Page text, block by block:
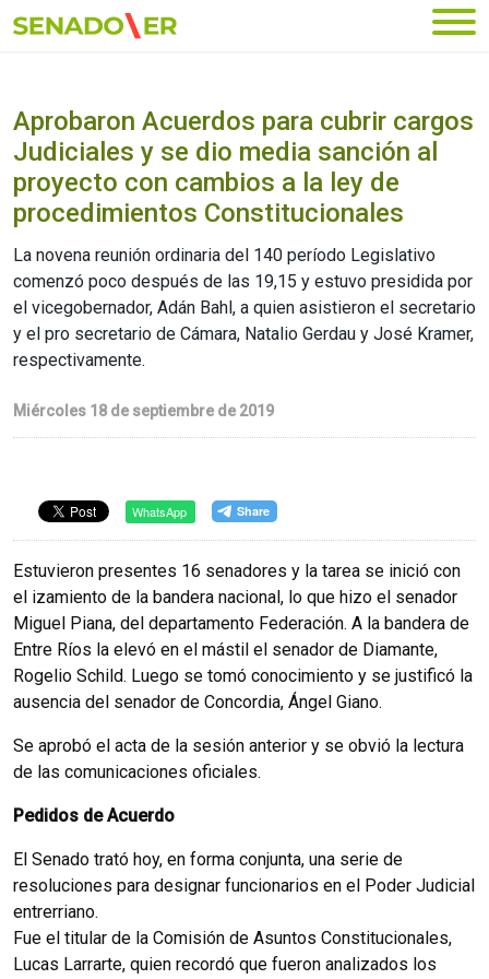
Ir al menú principal
Aprobaron Acuerdos para cubrir cargos
Judiciales y se dio media sanción al
proyecto con cambios a la ley de
procedimientos Constitucionales
La novena reunión ordinaria del 140 período Legislativo
comenzó poco después de las 19,15 y estuvo presidida por
el vicegobernador, Adán Bahl, a quien asistieron el secretario
y el pro secretario de Cámara, Natalio Gerdau y José Kramer,
respectivamente.
Miércoles 18 de septiembre de 2019
WhatsApp
Estuvieron presentes 16 senadores y la tarea se inició con
el izamiento de la bandera nacional, lo que hizo el senador
Miguel Piana, del departamento Federación. A la bandera de
Entre Ríos la elevó en el mástil el senador de Diamante,
Rogelio Schild. Luego se tomó conocimiento y se justificó la
ausencia del senador de Concordia, Ángel Giano.
Se aprobó el acta de la sesión anterior y se obvió la lectura
de las comunicaciones oficiales.
Pedidos de Acuerdo
El Senado trató hoy, en forma conjunta, una serie de
resoluciones para designar funcionarios en el Poder Judicial
entrerriano.
Fue el titular de la Comisión de Asuntos Constitucionales,
Lucas Larrarte, quien recordó que fueron analizados los